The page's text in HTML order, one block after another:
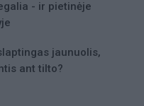
- ir pietinėje
jaunuolis,
ant tilto?